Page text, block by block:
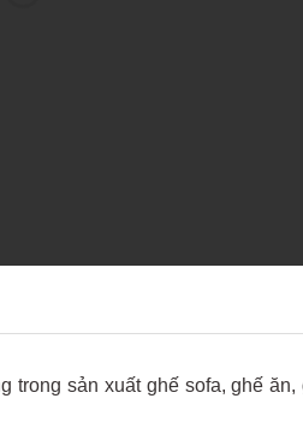
trong sản xuất ghế sofa, ghế